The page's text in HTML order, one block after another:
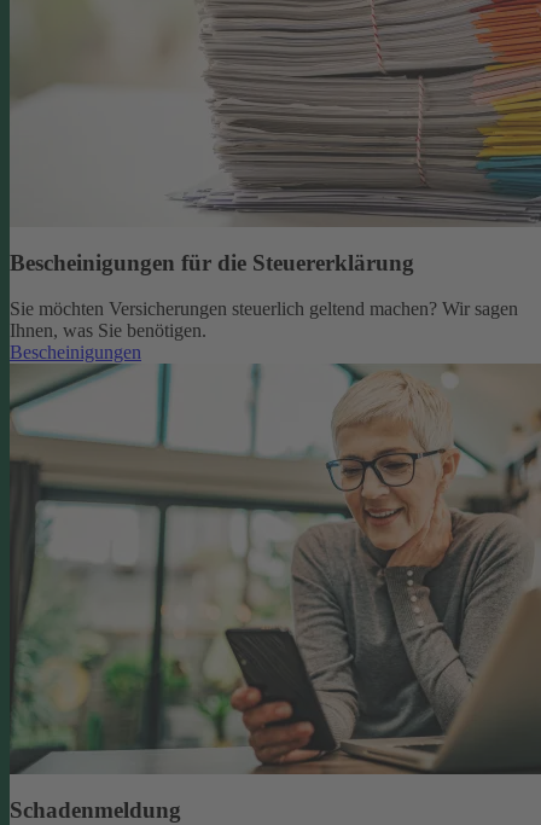
Bescheinigungen für die Steuererklärung
Sie möchten Versicherungen steuerlich geltend machen? Wir sagen
Ihnen, was Sie benötigen.
Bescheinigungen
Schadenmeldung